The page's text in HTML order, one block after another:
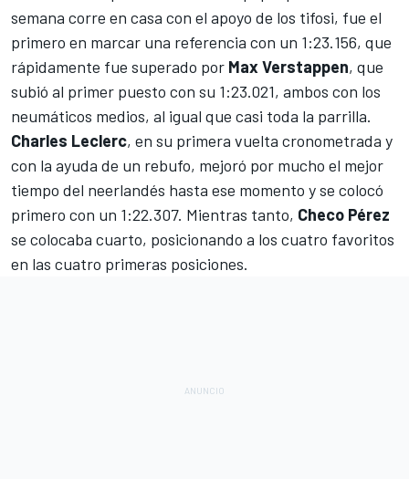
semana corre en casa con el apoyo de los tifosi, fue el
primero en marcar una referencia con un 1:23.156, que
rápidamente fue superado por Max Verstappen, que
subió al primer puesto con su 1:23.021, ambos con los
neumáticos medios, al igual que casi toda la parrilla.
Charles Leclerc, en su primera vuelta cronometrada y
con la ayuda de un rebufo, mejoró por mucho el mejor
tiempo del neerlandés hasta ese momento y se colocó
primero con un 1:22.307. Mientras tanto, Checo Pérez
se colocaba cuarto, posicionando a los cuatro favoritos
en las cuatro primeras posiciones.